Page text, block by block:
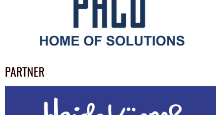
PARTNER